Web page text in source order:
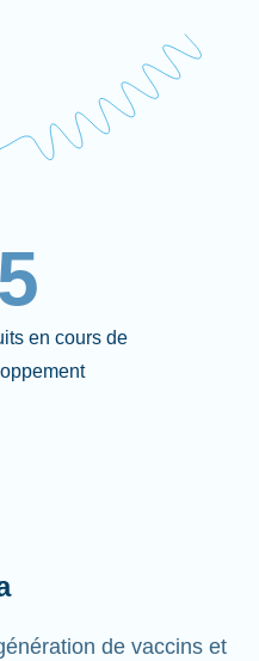
en cours de
de vaccins et